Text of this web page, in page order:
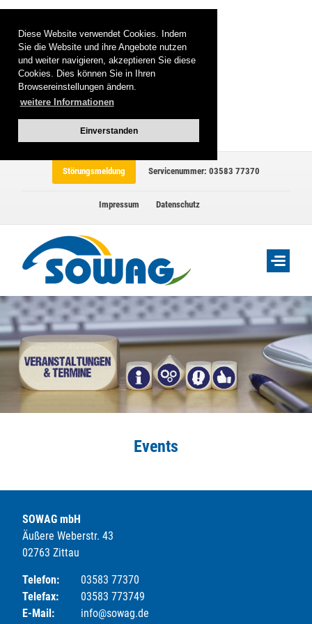
Diese Website verwendet Cookies. Indem
Sie die Website und ihre Angebote nutzen
und weiter navigieren, akzeptieren Sie diese
Cookies. Dies können Sie in Ihren
Browsereinstellungen ändern.
weitere Informationen
Einverstanden
Störungsmeldung Servicenummer: 03583 77370
Impressum Datenschutz
Events
SOWAG mbH
Äußere Weberstr. 43
02763 Zittau
Telefon:
03583 77370
Telefax:
03583 773749
E-Mail:
info@sowag.de